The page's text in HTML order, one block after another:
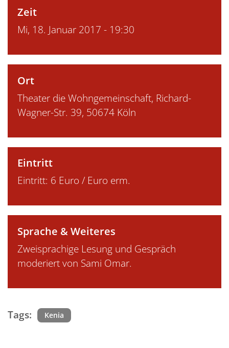
Zeit
Mi, 18. Januar 2017 - 19:30
Ort
Theater die Wohngemeinschaft, Richard-
Wagner-Str. 39, 50674 Köln
Eintritt
Eintritt: 6 Euro / Euro erm.
Sprache & Weiteres
Zweisprachige Lesung und Gespräch
moderiert von Sami Omar.
Tags: Kenia